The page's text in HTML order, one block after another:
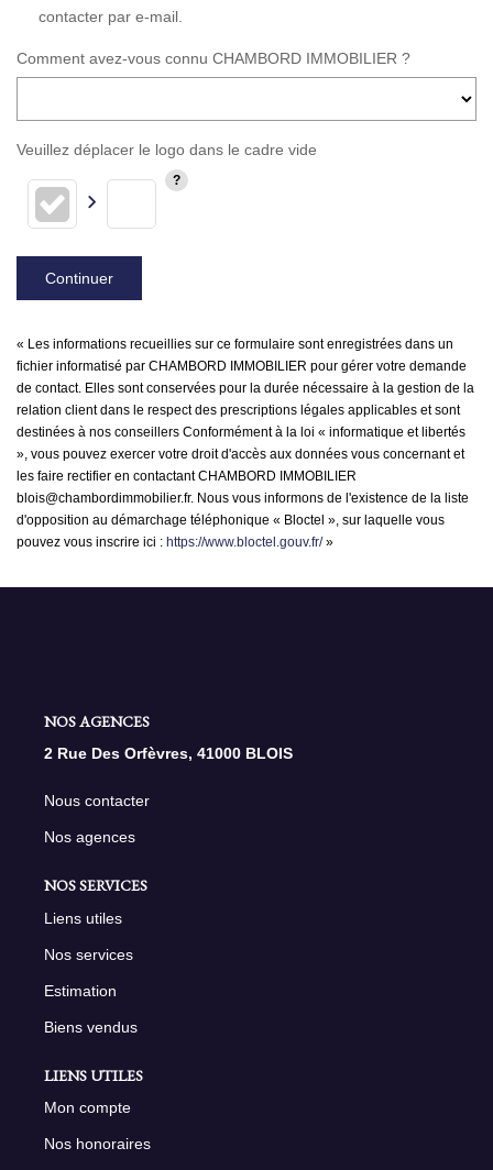
contacter par e-mail.
Comment avez-vous connu CHAMBORD IMMOBILIER ?
Veuillez déplacer le logo dans le cadre vide
Continuer
« Les informations recueillies sur ce formulaire sont enregistrées dans un
fichier informatisé par CHAMBORD IMMOBILIER pour gérer votre demande
de contact. Elles sont conservées pour la durée nécessaire à la gestion de la
relation client dans le respect des prescriptions légales applicables et sont
destinées à nos conseillers Conformément à la loi « informatique et libertés
», vous pouvez exercer votre droit d'accès aux données vous concernant et
les faire rectifier en contactant CHAMBORD IMMOBILIER
blois@chambordimmobilier.fr. Nous vous informons de l'existence de la liste
d'opposition au démarchage téléphonique « Bloctel », sur laquelle vous
pouvez vous inscrire ici : https://www.bloctel.gouv.fr/»
NOS AGENCES
2 Rue Des Orfèvres, 41000 BLOIS
Nous contacter
Nos agences
NOS SERVICES
Liens utiles
Nos services
Estimation
Biens vendus
LIENS UTILES
Mon compte
Nos honoraires